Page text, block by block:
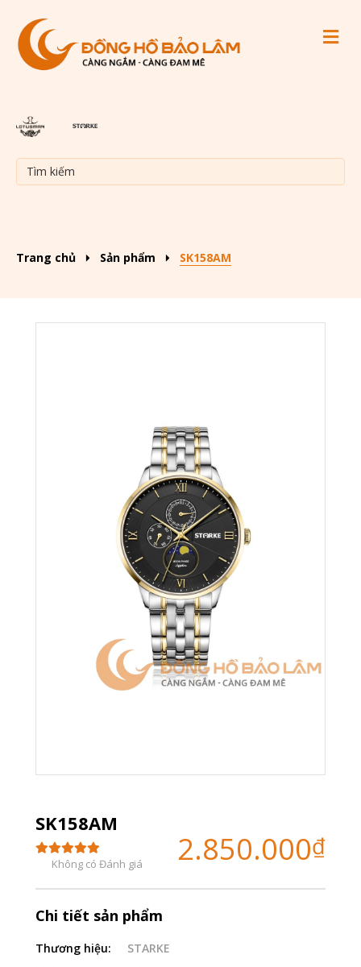
Trang chủ Sản phẩm SK158AM
SK158AM
Không có Đánh giá 2.850.000₫
Chi tiết sản phẩm
Thương hiệu:
STARKE